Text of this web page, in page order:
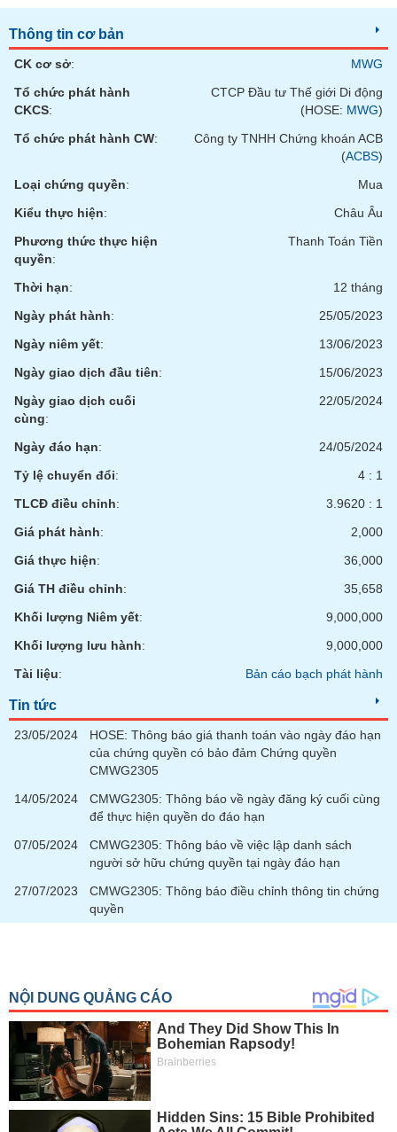
Thông tin cơ bản
CK cơ sở:
MWG
Tổ chức phát hành
CKCS:
CTCP Đầu tư Thế giới Di động
(HOSE: MWG)
Tổ chức phát hành CW:
Công ty TNHH Chứng khoán ACB
(ACBS)
Loại chứng quyền:
Mua
Kiểu thực hiện:
Châu Âu
Phương thức thực hiện
quyền:
Thanh Toán Tiền
Thời hạn:
12 tháng
Ngày phát hành:
25/05/2023
Ngày niêm yết:
13/06/2023
Ngày giao dịch đầu tiên:
15/06/2023
Ngày giao dịch cuối
cùng:
22/05/2024
Ngày đáo hạn:
24/05/2024
Tỷ lệ chuyển đổi:
4 : 1
TLCĐ điều chỉnh:
3.9620 : 1
Giá phát hành:
2,000
Giá thực hiện:
36,000
Giá TH điều chỉnh:
35,658
Khối lượng Niêm yết:
9,000,000
Khối lượng lưu hành:
9,000,000
Tài liệu: Bản cáo bạch phát hành
Tin tức
23/05/2024
HOSE: Thông báo giá thanh toán vào ngày đáo hạn
của chứng quyền có bảo đảm Chứng quyền
CMWG2305
14/05/2024
CMWG2305: Thông báo về ngày đăng ký cuối cùng
để thực hiện quyền do đáo hạn
07/05/2024
CMWG2305: Thông báo về việc lập danh sách
người sở hữu chứng quyền tại ngày đáo hạn
27/07/2023
CMWG2305: Thông báo điều chỉnh thông tin chứng
quyền
ÍCH
BẤT
SẢN
Mã
khoán
(-)
Tất cả Cổ phiếu Chứng
đạo
(-)
Tất cả Người nội bộ Cổ đông lớn
Tin
(-)
Bài
của
giả
Báo
cáo
phân
ngữ
vụ
Đào
tạo
Sách